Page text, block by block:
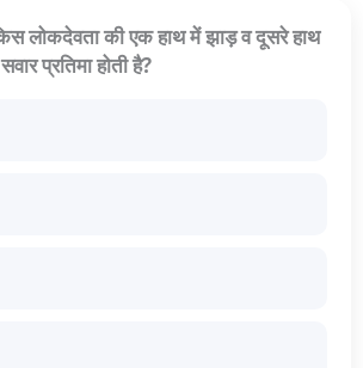
लोकदेवता की एक हाथ में झाड़ व दूसरे हाथ
प्रतिमा होती है?